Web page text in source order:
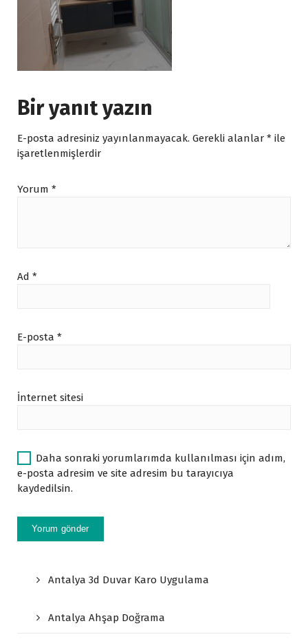
Bir yanıt yazın
E-posta adresiniz yayınlanmayacak. Gerekli alanlar * ile
işaretlenmişlerdir
Yorum *
Ad *
E-posta *
İnternet sitesi
Daha sonraki yorumlarımda kullanılması için adım,
e-posta adresim ve site adresim bu tarayıcıya
kaydedilsin.
Antalya 3d Duvar Karo Uygulama
Antalya Ahşap Doğrama